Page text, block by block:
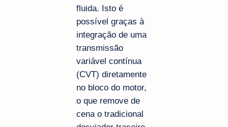
fluida. Isto é
possível graças à
integração de uma
transmissão
variável contínua
(CVT) diretamente
no bloco do motor,
o que remove de
cena o tradicional